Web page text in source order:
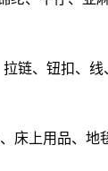
链、钮扣、线
床上用品、地